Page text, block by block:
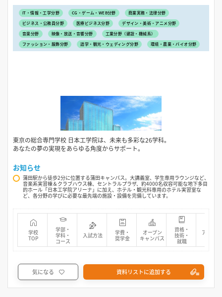
IT・情報・工学分野 CG・ゲーム・WEB分野
商業実務・法律分野
ビジネス・公務員分野
医療ビジネス分野
デザイン・美術・アニメ分野
音楽分野
映像・放送・音響分野
工業分野（建設・機械系）
ファッション・服飾分野
語学・観光・ウェディング分野 環境・農業・バイオ分野
東京の総合専門学校 日本工学院は、未来も多彩な26学科。
あなたの夢の実現をあらゆる角度からサポート。
お知らせ
蒲田駅から徒歩2分に位置する蒲田キャンパス。大講義室、学生専用ラウンジなど、
音楽系実習棟＆クラブハウス棟、セントラルプラザ、約4000名収容可能な地下多目
的ホール「日本工学院アリーナ」に加え、ホテル・観光科専用のホテル実習室な
ど、各分野の学びに必要な最先端の施設・設備を完備しています。
学校
TOP
学部・
学科・
コース
入試方法
学費・
奨学金
オープン
キャンパス
資格・
技術・
就職
アクセス
マップ
気になる 資料リストに追加する